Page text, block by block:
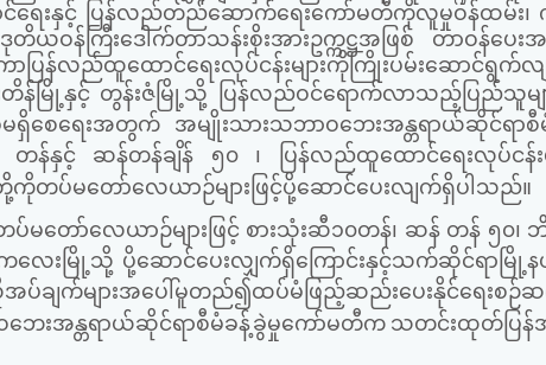
င်ရေးနှင့် ပြန်လည်တည်ဆောက်ရေးကော်မတီကိုလူမှုဝန်ထမ်း
၊ ဒုတိယဝန်ကြီးဒေါက်တာသန်းစိုးအားဥက္ကဋ္ဌအဖြစ် တာဝန်
ာပြန်လည်ထူထောင်ရေးလုပ်ငန်းများကိုကြိုးပမ်းဆောင်ရွက်
န်မြို့နှင့် တွန်းဇံမြို့သို့ ပြန်လည်ဝင်ရောက်လာသည့်ပြည်သူများ
ခဲမရှိစေရေးအတွက် အမျိုးသားသဘာဝဘေးအန္တရာယ်ဆိုင်ရာ
တန်နှင့် ဆန်တန်ချိန် ၅၀ ၊ ပြန်လည်ထူထောင်ရေးလုပ်
ပ်မတော်လေယာဉ်များဖြင့်ပို့ဆောင်ပေးလျက်ရှိပါသည်။
မတော်လေယာဉ်များဖြင့် စားသုံးဆီ၁၀တန်၊ ဆန် တန် ၅၀
ကလေးမြို့သို့ ပို့ဆောင်ပေးလျှက်ရှိကြောင်းနှင့်သက်ဆိုင်ရာမ
ချက်များအပေါ်မူတည်၍ထပ်မံဖြည့်ဆည်းပေးနိုင်ရေးစ
ဝဘေးအန္တရာယ်ဆိုင်ရာစီမံခန့်ခွဲမှုကော်မတီက သတင်းထုတ်ပြ